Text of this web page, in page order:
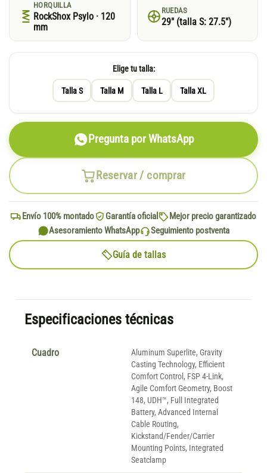
HORQUILLA
RockShox Psylo · 120
mm
RUEDAS
29″ (talla S: 27.5″)
Elige tu talla:
Talla S Talla M Talla L Talla XL
Reservar / comprar
Pregunta por WhatsApp
Envío 100% montado Garantía oficial
Mejor precio garantizado
Asesoramiento WhatsApp
Seguimiento postventa
Guía de tallas
Especificaciones técnicas
Cuadro
Aluminum Superlite, Gravity
Casting Technology, Efficient
Comfort Control, FSP 4-Link,
Agile Comfort Geometry, Boost
148, UDH™, Full Integrated
Battery, Advanced Internal
Cable Routing,
Kickstand/Fender/Carrier
Mounting Points, Integrated
Seatclamp